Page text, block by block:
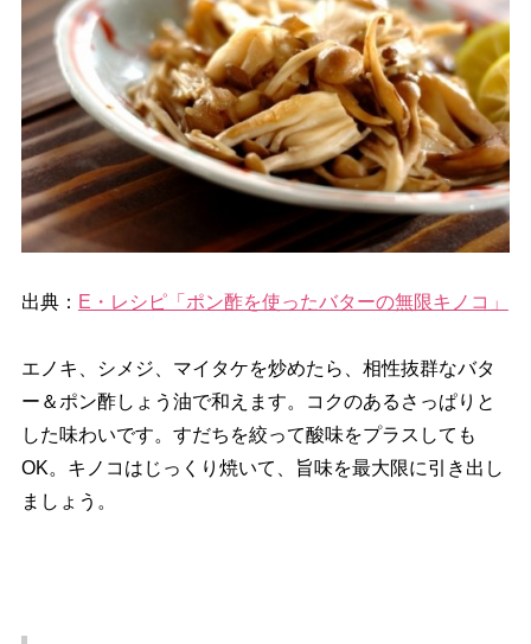
出典： E・レシピ「ポン酢を使ったバターの無限キノコ」
エノキ、シメジ、マイタケを炒めたら、相性抜群なバタ
ー＆ポン酢しょう油で和えます。コクのあるさっぱりと
した味わいです。すだちを絞って酸味をプラスしても
OK。キノコはじっくり焼いて、旨味を最大限に引き出し
ましょう。